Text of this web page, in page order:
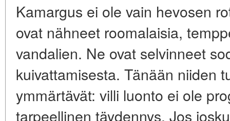
Kamargus ei ole vain hevosen
ovat nähneet roomalaisia,
vandalien. Ne ovat selvinneet
kuivattamisesta. Tänään niiden
ymmärtävät: villi luonto ei ole
tarpeellinen täydennys. Jos